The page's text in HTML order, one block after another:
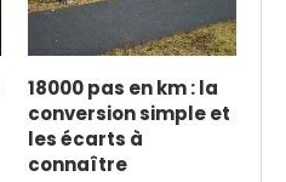
18000 pas en km : la
conversion simple et
les écarts à
connaître